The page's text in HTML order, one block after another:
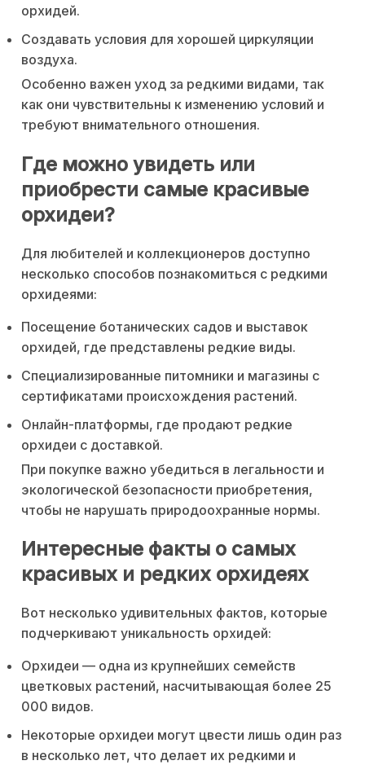
орхидей.
Создавать условия для хорошей циркуляции
воздуха.
Особенно важен уход за редкими видами, так
как они чувствительны к изменению условий и
требуют внимательного отношения.
Где можно увидеть или
приобрести самые красивые
орхидеи?
Для любителей и коллекционеров доступно
несколько способов познакомиться с редкими
орхидеями:
Посещение ботанических садов и выставок
орхидей, где представлены редкие виды.
Специализированные питомники и магазины с
сертификатами происхождения растений.
Онлайн-платформы, где продают редкие
орхидеи с доставкой.
При покупке важно убедиться в легальности и
экологической безопасности приобретения,
чтобы не нарушать природоохранные нормы.
Интересные факты о самых
красивых и редких орхидеях
Вот несколько удивительных фактов, которые
подчеркивают уникальность орхидей:
Орхидеи — одна из крупнейших семейств
цветковых растений, насчитывающая более 25
000 видов.
Некоторые орхидеи могут цвести лишь один раз
в несколько лет, что делает их редкими и